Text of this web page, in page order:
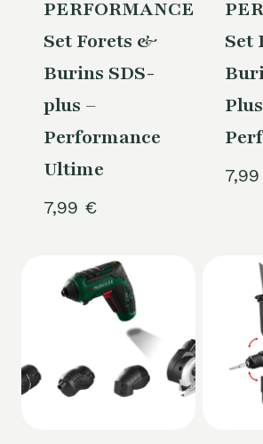
PERFORMANCE®
Set Forets &
Burins SDS-
plus –
Performance
Ultime
7,99 €
Set
7,99